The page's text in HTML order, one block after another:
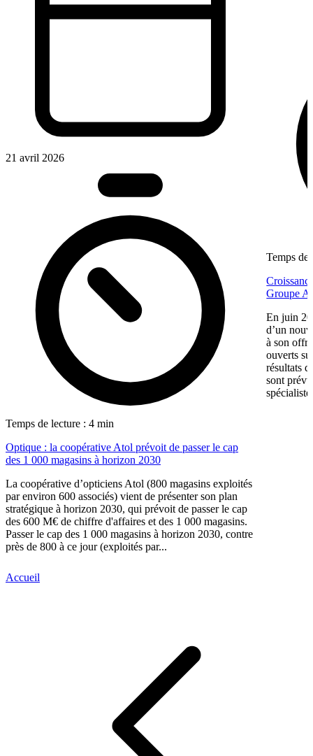
21 avril 2026
Temps de lecture : 4 min
Optique : la coopérative Atol prévoit de passer le cap
des 1 000 magasins à horizon 2030
La coopérative d’opticiens Atol (800 magasins exploités
par environ 600 associés) vient de présenter son plan
stratégique à horizon 2030, qui prévoit de passer le cap
des 600 M€ de chiffre d'affaires et des 1 000 magasins.
Passer le cap des 1 000 magasins à horizon 2030, contre
près de 800 à ce jour (exploités par...
Temps de
Groupe
En juin
d’un
à son
ouverts
résultats
sont
Accueil